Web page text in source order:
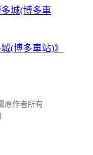
(博多車站)》
原作者所有